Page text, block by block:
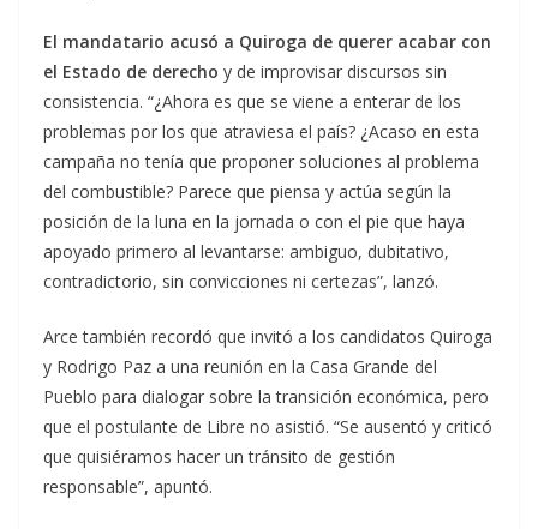
El mandatario acusó a Quiroga de querer acabar con
el Estado de derecho y de improvisar discursos sin
consistencia. “¿Ahora es que se viene a enterar de los
problemas por los que atraviesa el país? ¿Acaso en esta
campaña no tenía que proponer soluciones al problema
del combustible? Parece que piensa y actúa según la
posición de la luna en la jornada o con el pie que haya
apoyado primero al levantarse: ambiguo, dubitativo,
contradictorio, sin convicciones ni certezas”, lanzó.
Arce también recordó que invitó a los candidatos Quiroga
y Rodrigo Paz a una reunión en la Casa Grande del
Pueblo para dialogar sobre la transición económica, pero
que el postulante de Libre no asistió. “Se ausentó y criticó
que quisiéramos hacer un tránsito de gestión
responsable”, apuntó.